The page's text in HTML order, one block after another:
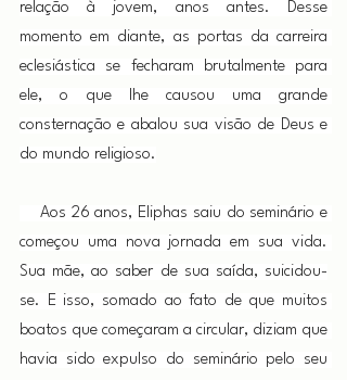
relação à jovem, anos antes. Desse
momento em diante, as portas da carreira
eclesiástica se fecharam brutalmente para
ele, o que lhe causou uma grande
consternação e abalou sua visão de Deus e
do mundo religioso.
Aos 26 anos, Eliphas saiu do seminário e
começou uma nova jornada em sua vida.
Sua mãe, ao saber de sua saída, suicidou-
se. E isso, somado ao fato de que muitos
boatos que começaram a circular, diziam que
havia sido expulso do seminário pelo seu